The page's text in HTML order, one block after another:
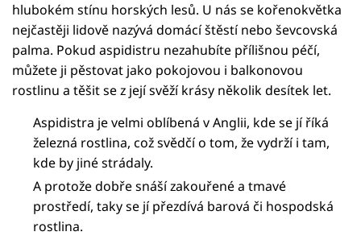
hlubokém stínu horských lesů. U nás se kořenokvětka
nejčastěji lidově nazývá domácí štěstí nebo ševcovská
palma. Pokud aspidistru nezahubíte přílišnou péčí,
můžete ji pěstovat jako pokojovou i balkonovou
rostlinu a těšit se z její svěží krásy několik desítek let.
Aspidistra je velmi oblíbená v Anglii, kde se jí říká
železná rostlina, což svědčí o tom, že vydrží i tam,
kde by jiné strádaly.
A protože dobře snáší zakouřené a tmavé
prostředí, taky se jí přezdívá barová či hospodská
rostlina.